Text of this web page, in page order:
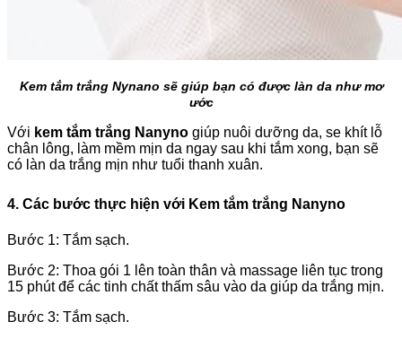
Kem tắm trắng Nynano sẽ giúp bạn có được làn da như mơ
ước
Với kem tắm trắng Nanyno giúp nuôi dưỡng da, se khít lỗ
chân lông, làm mềm mịn da ngay sau khi tắm xong, bạn sẽ
có làn da trắng mịn như tuổi thanh xuân.
4. Các bước thực hiện với Kem tắm trắng Nanyno
Bước 1: Tắm sạch.
Bước 2: Thoa gói 1 lên toàn thân và massage liên tục trong
15 phút để các tinh chất thấm sâu vào da giúp da trắng mịn.
Bước 3: Tắm sạch.